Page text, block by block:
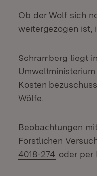
Ob der Wolf sich
weitergezogen ist,
Schramberg liegt
Kosten
Wölfe.
Beobachtungen
Forstlichen
4018-274 oder per